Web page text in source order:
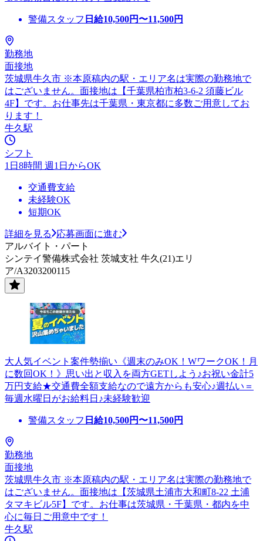
警備スタッフ 日給10,500円〜11,500円
勤務地
面接地
茨城県牛久市 ※本原稿内の駅・エリア名は実際の勤務地で
はございません。面接地は【千葉県柏市柏3-6-2 須藤ビル
4F】です。お仕事先は千葉県・東京都に多数ご用意してお
ります！
牛久駅
シフト
1日8時間 週1日からOK
交通費支給
未経験OK
短期OK
詳細を見る
応募画面に進む
アルバイト・パート
シンテイ警備株式会社 茨城支社 牛久(21)エリ
ア/A3203200115
大人気イベント案件勢揃い《週末のみOK！WワークOK！月
に数回OK！》思い出と収入を両方GETしよう♪お祝い金計5
万円支給★交通費全額支給なので遠方からも安心♪週払い＝
毎週水曜日がお給料日♪未経験歓迎
警備スタッフ 日給10,500円〜11,500円
勤務地
面接地
茨城県牛久市 ※本原稿内の駅・エリア名は実際の勤務地で
はございません。面接地は【茨城県土浦市大和町8-22 土浦
タマキビル5F】です。お仕事は茨城県・千葉県・都内を中
心に毎日ご用意中です！
牛久駅